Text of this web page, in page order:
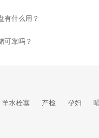
有什么用？
可靠吗？
羊水栓塞 产检 孕妇